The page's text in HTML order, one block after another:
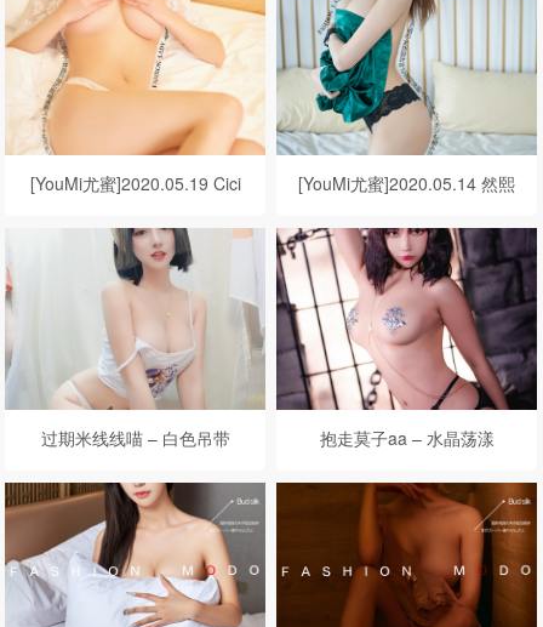
[YouMi尤蜜]2020.05.19 Cici
[YouMi尤蜜]2020.05.14 然熙
过期米线线喵 – 白色吊带 抱走莫子aa – 水晶荡漾